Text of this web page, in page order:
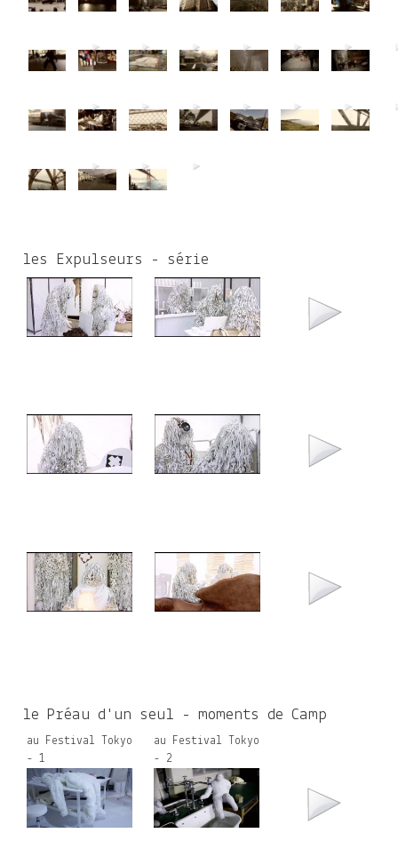
les Expulseurs - série
le Préau d'un seul - moments de Camp
au Festival Tokyo
- 1
au Festival Tokyo
- 2